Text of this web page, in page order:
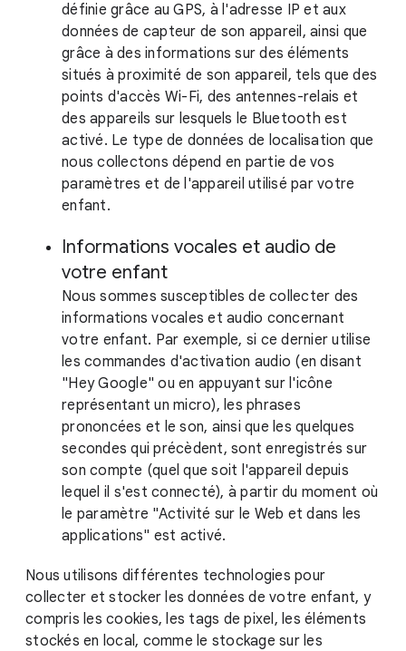
définie grâce au GPS, à l'adresse IP et aux
données de capteur de son appareil, ainsi que
grâce à des informations sur des éléments
situés à proximité de son appareil, tels que des
points d'accès Wi-Fi, des antennes-relais et
des appareils sur lesquels le Bluetooth est
activé. Le type de données de localisation que
nous collectons dépend en partie de vos
paramètres et de l'appareil utilisé par votre
enfant.
Informations vocales et audio de
votre enfant
Nous sommes susceptibles de collecter des
informations vocales et audio concernant
votre enfant. Par exemple, si ce dernier utilise
les commandes d'activation audio (en disant
"Hey Google" ou en appuyant sur l'icône
représentant un micro), les phrases
prononcées et le son, ainsi que les quelques
secondes qui précèdent, sont enregistrés sur
son compte (quel que soit l'appareil depuis
lequel il s'est connecté), à partir du moment où
le paramètre "Activité sur le Web et dans les
applications" est activé.
Nous utilisons différentes technologies pour
collecter et stocker les données de votre enfant, y
compris les cookies, les tags de pixel, les éléments
stockés en local, comme le stockage sur les